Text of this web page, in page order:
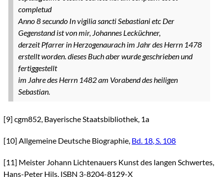
completud
Anno 8 secundo In vigilia sancti Sebastiani etc Der
Gegenstand ist von mir, Johannes Lecküchner,
derzeit Pfarrer in Herzogenaurach im Jahr des Herrn 1478
erstellt worden. dieses Buch aber wurde geschrieben und
fertiggestellt
im Jahre des Herrn 1482 am Vorabend des heiligen
Sebastian.
[9] cgm852, Bayerische Staatsbibliothek, 1a
[10] Allgemeine Deutsche Biographie, Bd. 18, S. 108
[11] Meister Johann Lichtenauers Kunst des langen Schwertes,
Hans-Peter Hils, ISBN 3-8204-8129-X